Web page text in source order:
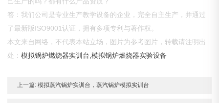
答：我们公司是专业生产教学设备的企业，完全自主生产，并通过
了最新版ISO9001认证，拥有多项专利与著作权。
本文来自网络，不代表本站立场，图片为参考图片，转载请注明出
处：模拟锅炉燃烧器实训台,模拟锅炉燃烧器实验设备
上一篇: 模拟蒸汽锅炉实训台，蒸汽锅炉模拟实训台